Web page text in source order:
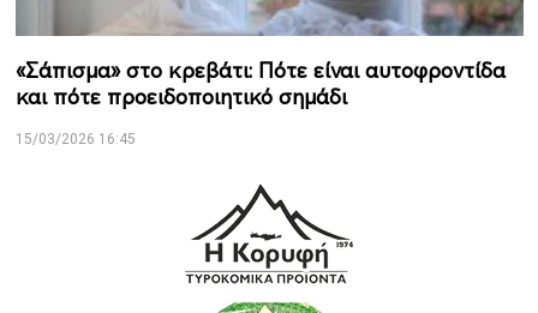
«Σάπισμα» στο κρεβάτι: Πότε είναι αυτοφροντίδα
και πότε προειδοποιητικό σημάδι
15/03/2026 16:45